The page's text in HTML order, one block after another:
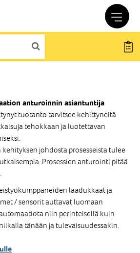
anturoinnin asiantuntija
tuotanto tarvitsee kehittyneitä
tehokkaan ja luotettavan
johdosta prosesseista tulee
Prosessien anturointi pitää
laadukkaat ja
/ sensorit auttavat luomaan
niin perinteisellä kuin
tänään ja tulevaisuudessakin.